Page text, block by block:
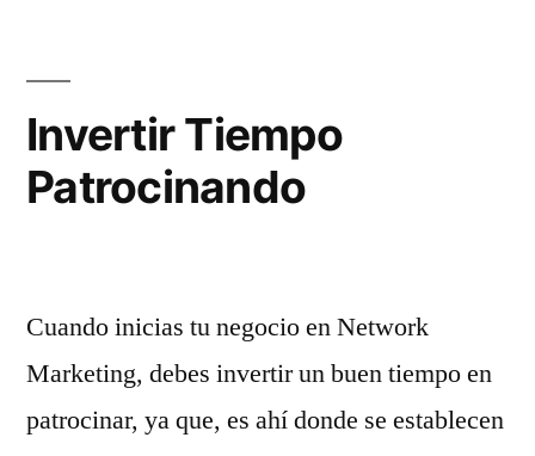
Invertir Tiempo
Patrocinando
Cuando inicias tu negocio en Network
Marketing, debes invertir un buen tiempo en
patrocinar, ya que, es ahí donde se establecen